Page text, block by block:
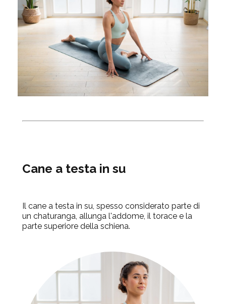
Cane a testa in su
Il cane a testa in su, spesso considerato parte di
un chaturanga, allunga l'addome, il torace e la
parte superiore della schiena.